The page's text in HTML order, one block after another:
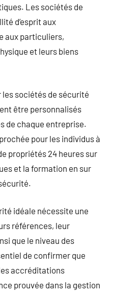
Les sociétés de
d’esprit aux
aux particuliers,
et leurs biens
sociétés de sécurité
être personnalisés
de chaque entreprise.
pour les individus à
propriétés 24 heures sur
et la formation en sur
idéale nécessite une
références, leur
que le niveau des
de confirmer que
accréditations
prouvée dans la gestion